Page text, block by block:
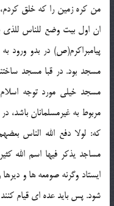
من کره زمین را که خلق کردم،
پیامبراکرم(ص) در بدو ورود
مسجد بود. در قبا مسجد
مسجد خیلی مورد توجه
مربوط به غیرمسلمانان باشد،
که: لولا دفع الله الناس
ایستاد وگرنه صومعه ها و
شود. پس باید عده ای قیام کنند